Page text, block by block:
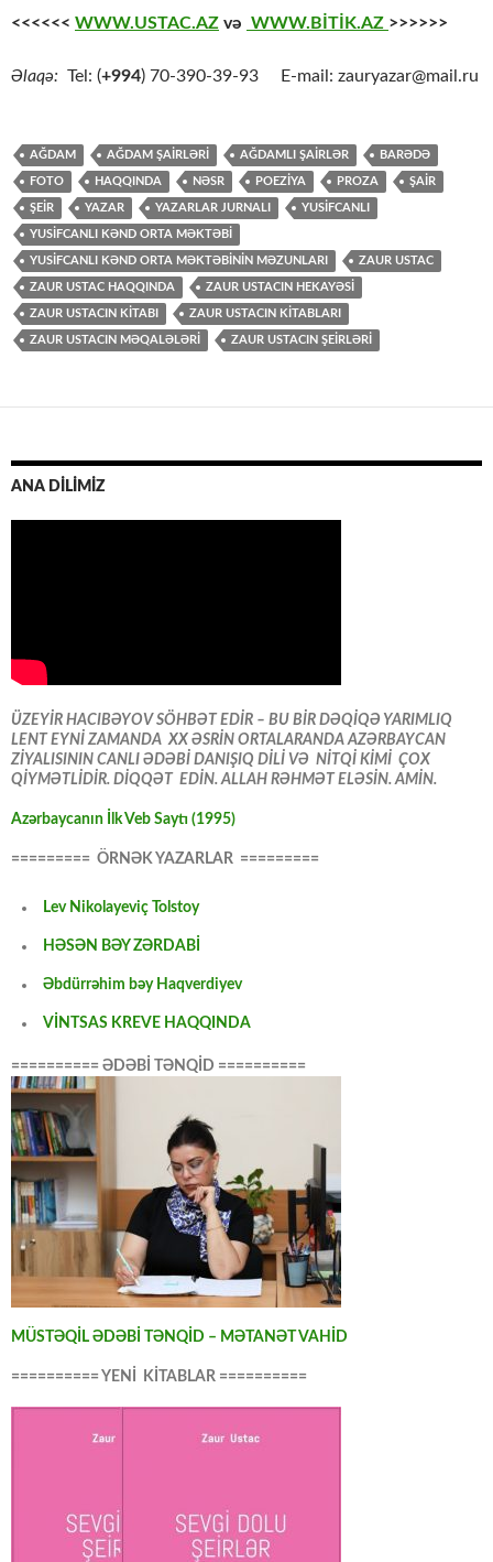
<<<<<< WWW.USTAC.AZ və WWW.BİTİK.AZ >>>>>>
Əlaqə: Tel: (+994) 70-390-39-93 E-mail: zauryazar@mail.ru
AĞDAM AĞDAM ŞAİRLƏRİ AĞDAMLI ŞAİRLƏR BARƏDƏ
FOTO HAQQINDA NƏSR POEZİYA PROZA ŞAİR
ŞEİR YAZAR YAZARLAR JURNALI YUSİFCANLI
YUSİFCANLI KƏND ORTA MƏKTƏBİ
YUSİFCANLI KƏND ORTA MƏKTƏBİNİN MƏZUNLARI ZAUR USTAC
ZAUR USTAC HAQQINDA ZAUR USTACIN HEKAYƏSİ
ZAUR USTACIN KİTABI ZAUR USTACIN KİTABLARI
ZAUR USTACIN MƏQALƏLƏRİ ZAUR USTACIN ŞEİRLƏRİ
ANA DİLİMİZ
ÜZEYİR HACIBƏYOV SÖHBƏT EDİR – BU BİR DƏQİQƏ YARIMLIQ
LENT EYNİ ZAMANDA XX ƏSRİN ORTALARANDA AZƏRBAYCAN
ZİYALISININ CANLI ƏDƏBİ DANIŞIQ DİLİ VƏ NİTQİ KİMİ ÇOX
QİYMƏTLİDİR. DİQQƏT EDİN. ALLAH RƏHMƏT ELƏSİN. AMİN.
Azərbaycanın İlk Veb Saytı (1995)
========= ÖRNƏK YAZARLAR =========
Lev Nikolayeviç Tolstoy
HƏSƏN BƏY ZƏRDABİ
Əbdürrəhim bəy Haqverdiyev
VİNTSAS KREVE HAQQINDA
========== ƏDƏBİ TƏNQİD ==========
MÜSTƏQİL ƏDƏBİ TƏNQİD – MƏTANƏT VAHİD
========== YENİ KİTABLAR ==========